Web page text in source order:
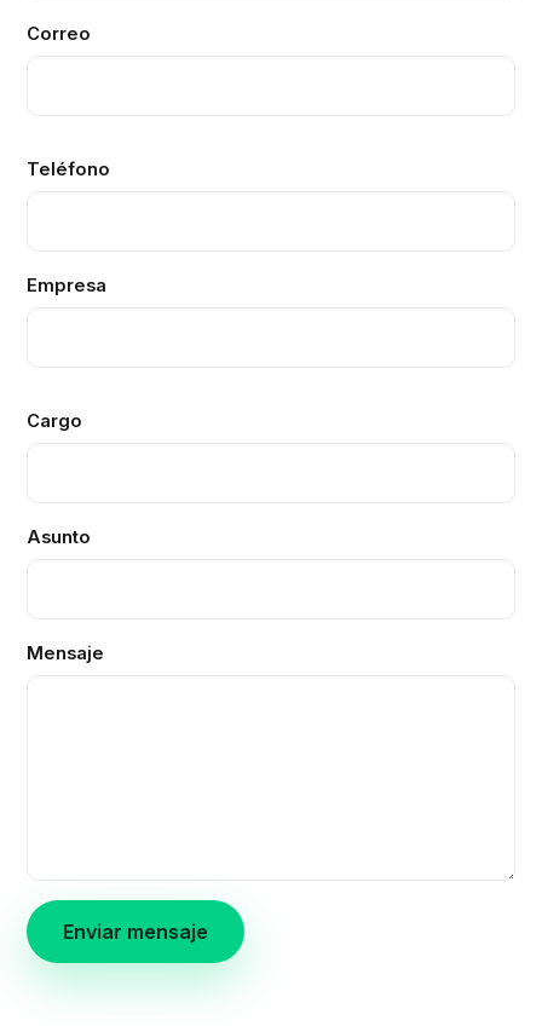
Correo
Teléfono
Empresa
Cargo
Asunto
Mensaje
Enviar mensaje